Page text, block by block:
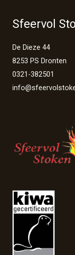
Sfeervol
De Dieze 44
8253 PS Dronten
0321-382501